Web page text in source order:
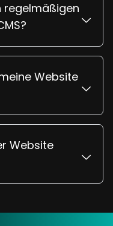
regelmäßigen
Website
Website